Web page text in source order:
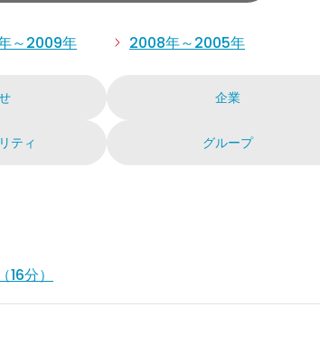
～2009年 2008年～2005年
企業
ティ グループ
分）